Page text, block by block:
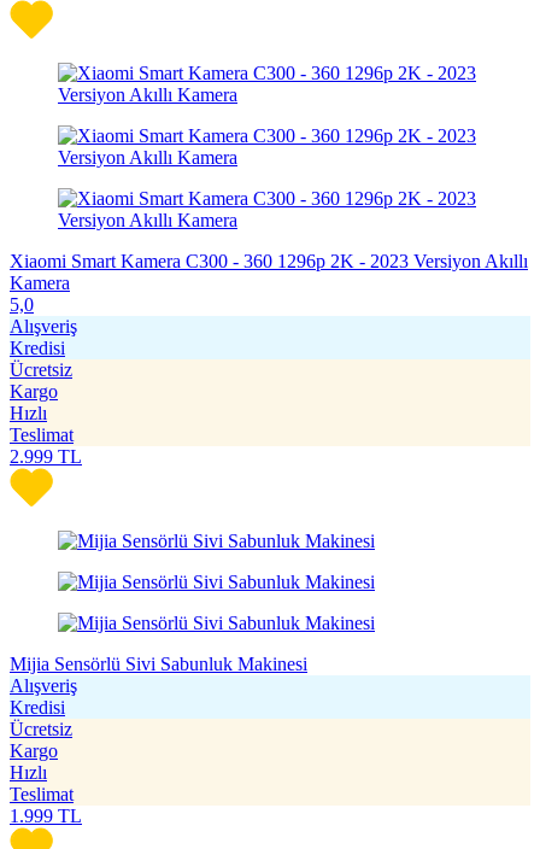
Xiaomi Smart Kamera C300 - 360 1296p 2K - 2023 Versiyon Akıllı
Kamera
5,0
Alışveriş
Kredisi
Ücretsiz
Kargo
Hızlı
Teslimat
2.999 TL
Mijia Sensörlü Sivi Sabunluk Makinesi
Alışveriş
Kredisi
Ücretsiz
Kargo
Hızlı
Teslimat
1.999 TL